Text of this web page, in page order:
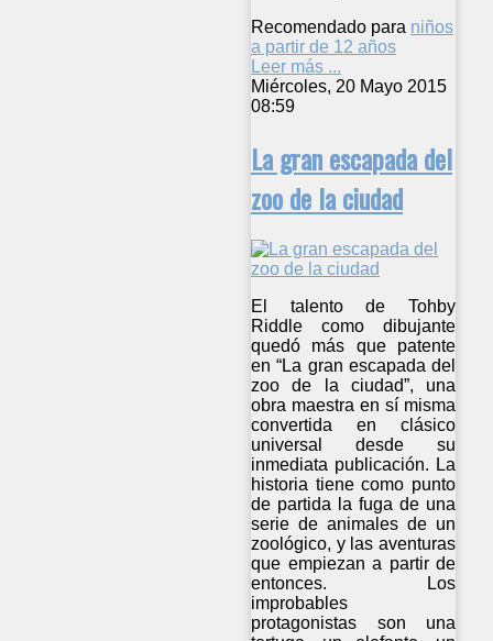
Recomendado para niños
a partir de 12 años
Leer más ...
Miércoles, 20 Mayo 2015
08:59
La gran escapada del
zoo de la ciudad
El talento de Tohby
Riddle como dibujante
quedó más que patente
en “La gran escapada del
zoo de la ciudad”, una
obra maestra en sí misma
convertida en clásico
universal desde su
inmediata publicación. La
historia tiene como punto
de partida la fuga de una
serie de animales de un
zoológico, y las aventuras
que empiezan a partir de
entonces. Los
improbables
protagonistas son una